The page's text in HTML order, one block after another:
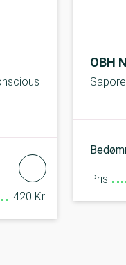
420 Kr.
OBH
Pris